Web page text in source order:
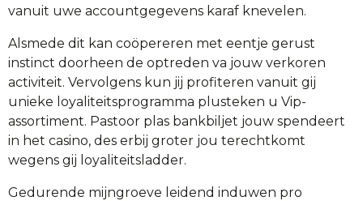
vanuit uwe accountgegevens karaf knevelen.
Alsmede dit kan coöpereren met eentje gerust
instinct doorheen de optreden va jouw verkoren
activiteit. Vervolgens kun jij profiteren vanuit gij
unieke loyaliteitsprogramma plusteken u Vip-
assortiment. Pastoor plas bankbiljet jouw spendeert
in het casino, des erbij groter jou terechtkomt
wegens gij loyaliteitsladder.
Gedurende mijngroeve leidend induwen pro